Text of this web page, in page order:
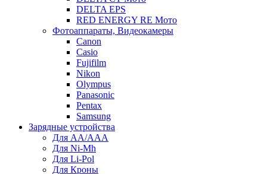
DELTA EPS
RED ENERGY RE Мото
Фотоаппараты, Видеокамеры
Canon
Casio
Fujifilm
Nikon
Olympus
Panasonic
Pentax
Samsung
Зарядные устройства
Для AA/AAA
Для Ni-Mh
Для Li-Pol
Для Кроны